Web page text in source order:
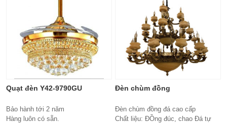
Quạt đèn Y42-9790GU
Bảo hành tới 2 năm
Hàng luôn có sẵn.
Đèn chùm đồng
Đèn chùm đồng đá cao cấp
Chất liệu: ĐỒng đúc, chao Đá tự